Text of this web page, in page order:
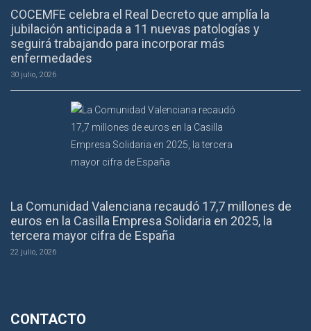
COCEMFE celebra el Real Decreto que amplía la
jubilación anticipada a 11 nuevas patologías y
seguirá trabajando para incorporar más
enfermedades
30 julio, 2026
La Comunidad Valenciana recaudó 17,7 millones de
euros en la Casilla Empresa Solidaria en 2025, la
tercera mayor cifra de España
22 julio, 2026
CONTACTO